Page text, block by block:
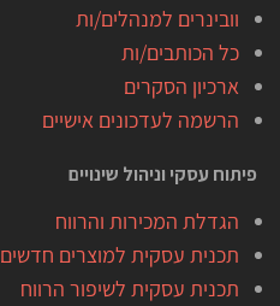
וובינרים למנהלים/ות
כל הכותבים/ות
ארכיון הסקרים
הרשמה לעדכונים אישיים
פיתוח עסקי וניהול שינויים
הגדלת המכירות והרווח
תכנית עסקית למוצרים חדשים
תכנית עסקית לשיפור הרווח